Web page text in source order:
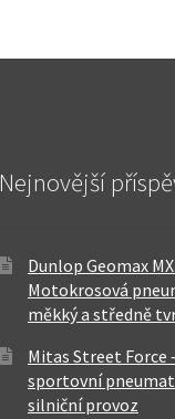
Nejnovější
Dunlop Geomax
Motokrosová
měkký a středně
Mitas Street Force
sportovní
silniční provoz